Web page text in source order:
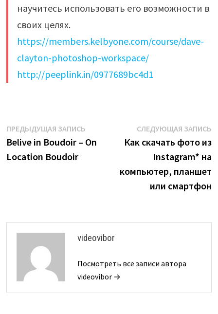
научитесь использовать его возможности в
своих целях.
https://members.kelbyone.com/course/dave-
clayton-photoshop-workspace/
http://peeplink.in/0977689bc4d1
Навигация
по
ПРЕДЫДУЩАЯ ЗАПИСЬПредыдущая
запись:
Belive in Boudoir – On
Location Boudoir
СЛЕДУЮЩАЯ ЗАПИСЬ
Как скачать фото из
Instagram* на
компьютер, планшет
или смартфон
videovibor
Посмотреть все записи автора
videovibor →